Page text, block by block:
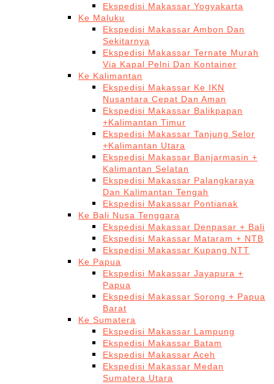
Ekspedisi Makassar Yogyakarta
Ke Maluku
Ekspedisi Makassar Ambon Dan
Sekitarnya
Ekspedisi Makassar Ternate Murah
Via Kapal Pelni Dan Kontainer
Ke Kalimantan
Ekspedisi Makassar Ke IKN
Nusantara Cepat Dan Aman
Ekspedisi Makassar Balikpapan
+Kalimantan Timur
Ekspedisi Makassar Tanjung Selor
+Kalimantan Utara
Ekspedisi Makassar Banjarmasin +
Kalimantan Selatan
Ekspedisi Makassar Palangkaraya
Dan Kalimantan Tengah
Ekspedisi Makassar Pontianak
Ke Bali Nusa Tenggara
Ekspedisi Makassar Denpasar + Bali
Ekspedisi Makassar Mataram + NTB
Ekspedisi Makassar Kupang NTT
Ke Papua
Ekspedisi Makassar Jayapura +
Papua
Ekspedisi Makassar Sorong + Papua
Barat
Ke Sumatera
Ekspedisi Makassar Lampung
Ekspedisi Makassar Batam
Ekspedisi Makassar Aceh
Ekspedisi Makassar Medan
Sumatera Utara